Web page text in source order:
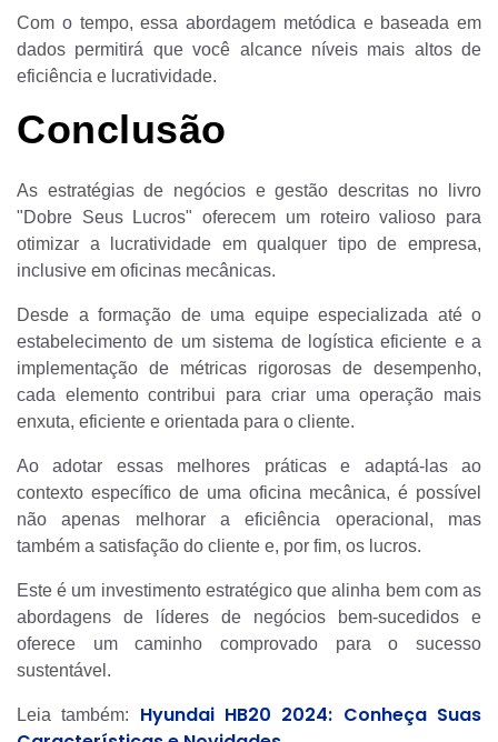
Com o tempo, essa abordagem metódica e baseada em
dados permitirá que você alcance níveis mais altos de
eficiência e lucratividade.
Conclusão
As estratégias de negócios e gestão descritas no livro
"Dobre Seus Lucros" oferecem um roteiro valioso para
otimizar a lucratividade em qualquer tipo de empresa,
inclusive em oficinas mecânicas.
Desde a formação de uma equipe especializada até o
estabelecimento de um sistema de logística eficiente e a
implementação de métricas rigorosas de desempenho,
cada elemento contribui para criar uma operação mais
enxuta, eficiente e orientada para o cliente.
Ao adotar essas melhores práticas e adaptá-las ao
contexto específico de uma oficina mecânica, é possível
não apenas melhorar a eficiência operacional, mas
também a satisfação do cliente e, por fim, os lucros.
Este é um investimento estratégico que alinha bem com as
abordagens de líderes de negócios bem-sucedidos e
oferece um caminho comprovado para o sucesso
sustentável.
Leia também: Hyundai HB20 2024: Conheça Suas